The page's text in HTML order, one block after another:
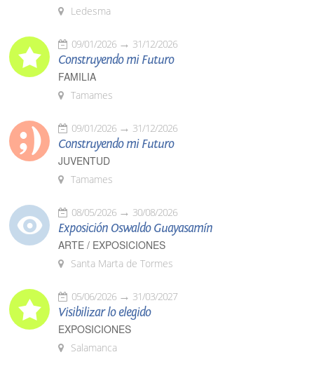
Ledesma
09/01/2026 31/12/2026
Construyendo mi Futuro
FAMILIA
Tamames
09/01/2026 31/12/2026
Construyendo mi Futuro
JUVENTUD
Tamames
08/05/2026 30/08/2026
Exposición Oswaldo Guayasamín
ARTE / EXPOSICIONES
Santa Marta de Tormes
05/06/2026 31/03/2027
Visibilizar lo elegido
EXPOSICIONES
Salamanca